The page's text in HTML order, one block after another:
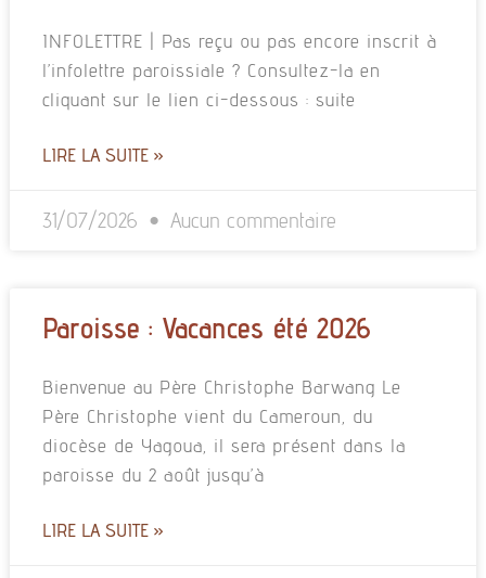
INFOLETTRE | Pas reçu ou pas encore inscrit à
l’infolettre paroissiale ? Consultez-la en
cliquant sur le lien ci-dessous : suite
LIRE LA SUITE »
31/07/2026 Aucun commentaire
Paroisse : Vacances été 2026
Bienvenue au Père Christophe Barwang Le
Père Christophe vient du Cameroun, du
diocèse de Yagoua, il sera présent dans la
paroisse du 2 août jusqu’à
LIRE LA SUITE »